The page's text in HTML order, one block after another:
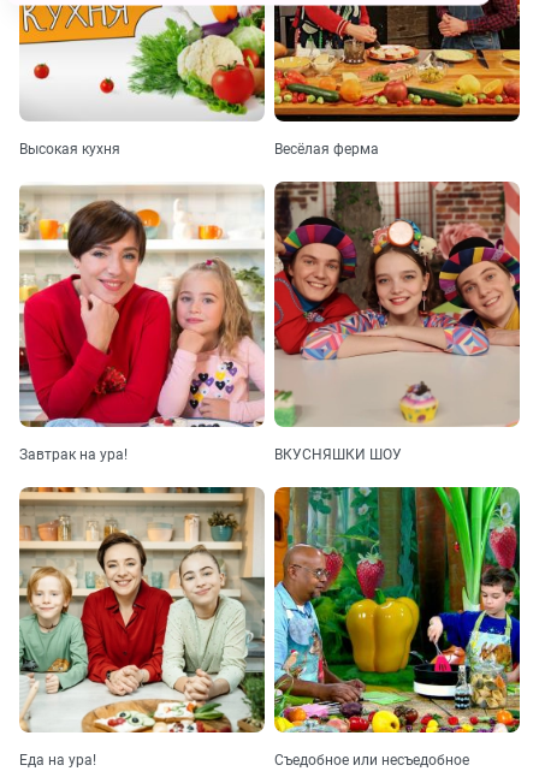
Высокая кухня Весёлая ферма
Завтрак на ура! ВКУСНЯШКИ ШОУ
Еда на ура! Съедобное или несъедобное